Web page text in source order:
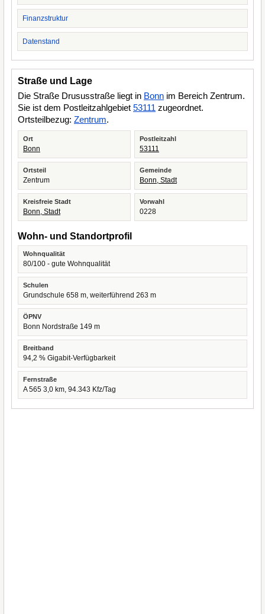
Finanzstruktur
Datenstand
Straße und Lage
Die Straße Drususstraße liegt in Bonn im Bereich Zentrum.
Sie ist dem Postleitzahlgebiet 53111 zugeordnet.
Ortsteilbezug: Zentrum.
Ort
Bonn
Postleitzahl
53111
Ortsteil
Zentrum
Gemeinde
Bonn, Stadt
Kreisfreie Stadt
Bonn, Stadt
Vorwahl
0228
Wohn- und Standortprofil
Wohnqualität
80/100 - gute Wohnqualität
Schulen
Grundschule 658 m, weiterführend 263 m
ÖPNV
Bonn Nordstraße 149 m
Breitband
94,2 % Gigabit-Verfügbarkeit
Fernstraße
A 565 3,0 km, 94.343 Kfz/Tag